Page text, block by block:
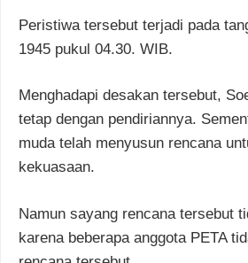
Peristiwa tersebut terjadi pada
1945 pukul 04.30. WIB.
Menghadapi desakan tersebut,
tetap dengan pendiriannya.
muda telah menyusun rencana
kekuasaan.
Namun sayang rencana tersebut
karena beberapa anggota PETA